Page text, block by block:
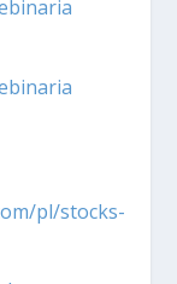
pl/stocks-